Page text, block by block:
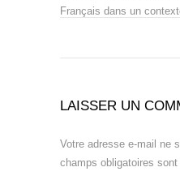
Français dans un
LAISSER UN
Votre adresse e-mail ne
champs obligatoires